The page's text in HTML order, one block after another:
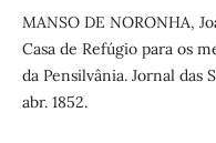
MANSO DE NORONHA,
Casa de Refúgio para os
da Pensilvânia. Jornal das
abr. 1852.